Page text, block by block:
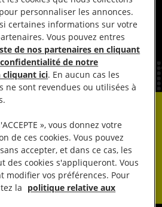
personnaliser les annonces.
certaines informations sur votre
Vous pouvez entres
de nos partenaires en cliquant
de notre
cliquant ici. En aucun cas les
ne sont revendues ou utilisées à
», vous donnez votre
de ces cookies. Vous pouvez
accepter, et dans ce cas, les
des cookies s'appliqueront. Vous
modifier vos préférences. Pour
la politique relative aux